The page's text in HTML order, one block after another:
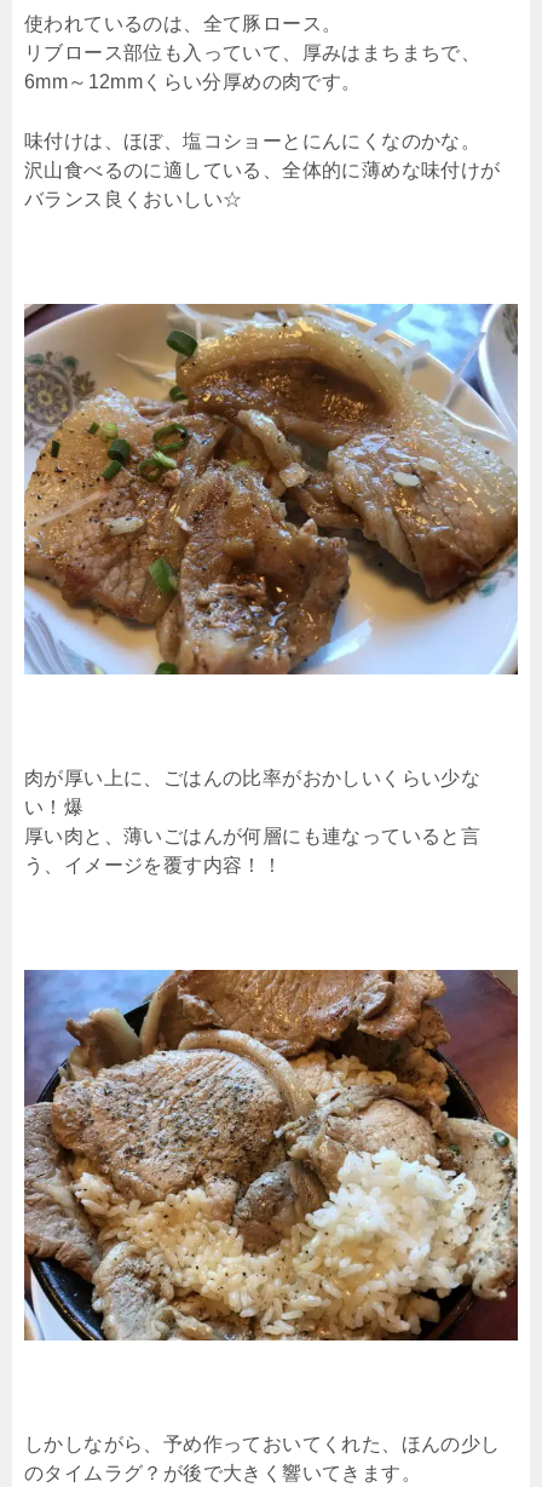
使われているのは、全て豚ロース。
リブロース部位も入っていて、厚みはまちまちで、
6mm～12mmくらい分厚めの肉です。
味付けは、ほぼ、塩コショーとにんにくなのかな。
沢山食べるのに適している、全体的に薄めな味付けが
バランス良くおいしい☆
肉が厚い上に、ごはんの比率がおかしいくらい少な
い！爆
厚い肉と、薄いごはんが何層にも連なっていると言
う、イメージを覆す内容！！
しかしながら、予め作っておいてくれた、ほんの少し
のタイムラグ？が後で大きく響いてきます。